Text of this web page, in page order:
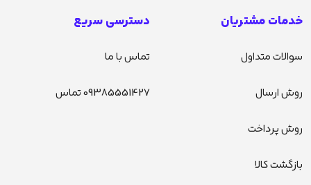
خدمات مشتریان
سوالات متداول
روش ارسال
روش پرداخت
بازگشت کالا
دسترسی سریع
تماس با ما
09385551427 تماس